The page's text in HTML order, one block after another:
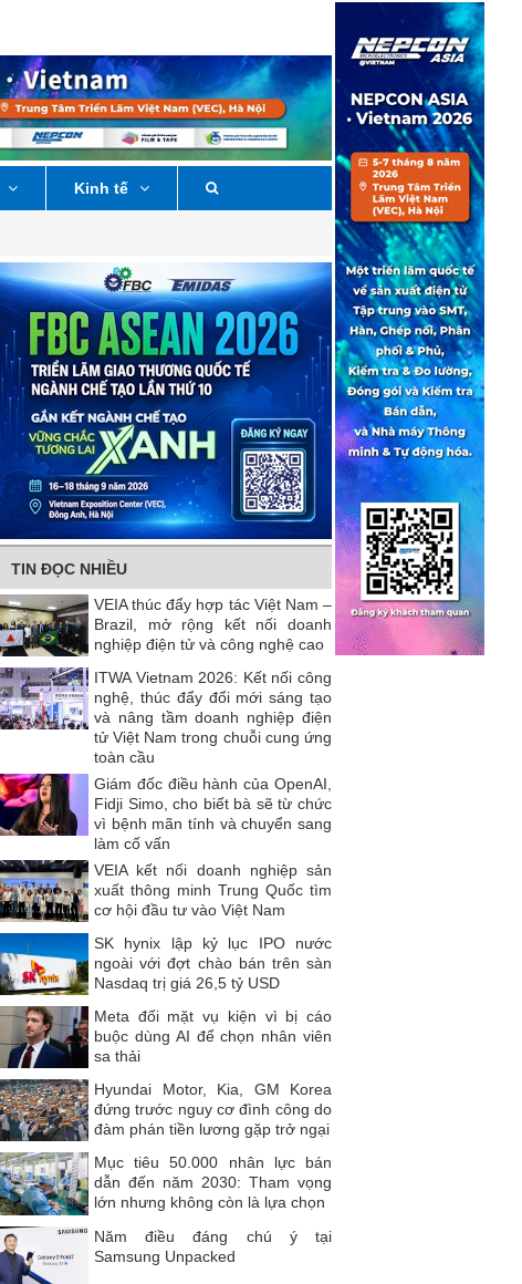
Kinh tế
TIN ĐỌC NHIỀU
VEIA thúc đẩy hợp tác Việt Nam –
Brazil, mở rộng kết nối doanh
nghiệp điện tử và công nghệ cao
ITWA Vietnam 2026: Kết nối công
nghệ, thúc đẩy đổi mới sáng tạo
và nâng tầm doanh nghiệp điện
tử Việt Nam trong chuỗi cung ứng
toàn cầu
Giám đốc điều hành của OpenAI,
Fidji Simo, cho biết bà sẽ từ chức
vì bệnh mãn tính và chuyển sang
làm cố vấn
VEIA kết nối doanh nghiệp sản
xuất thông minh Trung Quốc tìm
cơ hội đầu tư vào Việt Nam
SK hynix lập kỷ lục IPO nước
ngoài với đợt chào bán trên sàn
Nasdaq trị giá 26,5 tỷ USD
Meta đối mặt vụ kiện vì bị cáo
buộc dùng AI để chọn nhân viên
sa thải
Hyundai Motor, Kia, GM Korea
đứng trước nguy cơ đình công do
đàm phán tiền lương gặp trở ngại
Mục tiêu 50.000 nhân lực bán
dẫn đến năm 2030: Tham vọng
lớn nhưng không còn là lựa chọn
Năm điều đáng chú ý tại
Samsung Unpacked